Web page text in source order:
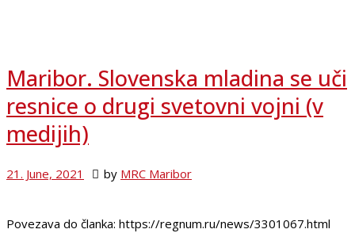
Maribor. Slovenska mladina se uči
resnice o drugi svetovni vojni (v
medijih)
21. June, 2021 by MRC Maribor
Povezava do članka: https://regnum.ru/news/3301067.html